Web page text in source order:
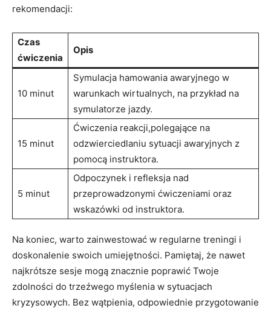
rekomendacji:
Czas
ćwiczenia
Opis
10 minut
Symulacja hamowania ‌awaryjnego w
warunkach wirtualnych, na ‌przykład na
symulatorze jazdy.
15 minut
Ćwiczenia reakcji,polegające na
odzwierciedlaniu sytuacji ⁢awaryjnych z
pomocą instruktora.
5 minut
Odpoczynek ⁢i refleksja nad
przeprowadzonymi ćwiczeniami oraz⁤
wskazówki od ‌instruktora.
Na koniec, warto zainwestować ⁢w regularne treningi i
doskonalenie swoich umiejętności. Pamiętaj, że nawet⁣
najkrótsze sesje mogą znacznie poprawić Twoje
zdolności do trzeźwego myślenia w sytuacjach
kryzysowych. Bez wątpienia, odpowiednie przygotowanie